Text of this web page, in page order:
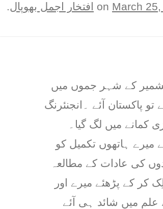
March افتخار اجمل بھوپال.
کے شہر جموں میں
پاکستان آئے ۔انجنئرنگ
میں لگ گیا۔
میرے ہاتھوں تکمیل کو
کی عادات کے مطالعہ
کر کے پڑھئے میرے اور
میں شائد ہی آئے